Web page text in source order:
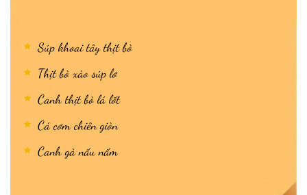
Súp khoai tây thịt bò
Thịt bò xào súp lơ
Canh thịt bò lá lốt
Cá cơm chiên giòn
Canh gà nấu nấm